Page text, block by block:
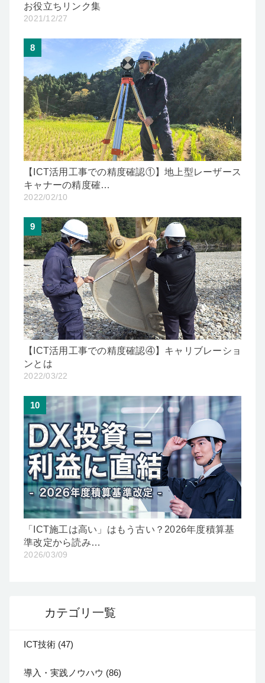
お役立ちリンク集
2021/12/27
8
【ICT活用工事での精度確認①】地上型レーザース
キャナーの精度確…
2022/02/10
9
【ICT活用工事での精度確認④】キャリブレーショ
ンとは
2022/03/22
10
「ICT施工は高い」はもう古い？2026年度積算基
準改定から読み…
2026/03/09
カテゴリ一覧
ICT技術 (47)
導入・実践ノウハウ (86)